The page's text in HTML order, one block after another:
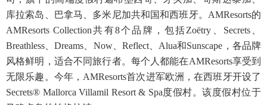
库拉索岛、巴拿马、多米尼加共和国和西班牙。AMResorts的
AMResorts Collection共有8个品牌，包括Zoëtry、Secrets、
Breathless、Dreams、Now、Reflect、Alua和Sunscape，各品牌
风格鲜明，适合不同旅行者。每个人都能在AMResorts享受到
无限乐趣。今年，AMResorts首次进军欧洲，在西班牙开设了
Secrets® Mallorca Villamil Resort & Spa度假村。该度假村位于